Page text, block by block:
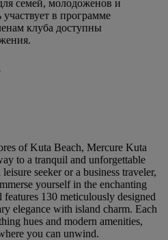
семей, молодоженов и
в программе
клуба доступны
of Kuta Beach, Mercure Kuta
to a tranquil and unforgettable
seeker or a business traveler,
yourself in the enchanting
130 meticulously designed
elegance with island charm. Each
hues and modern amenities,
you can unwind.